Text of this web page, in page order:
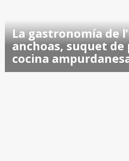
La gastronomía de
anchoas, suquet de
cocina